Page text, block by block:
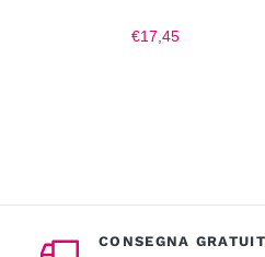
€17,45
CONSEGNA